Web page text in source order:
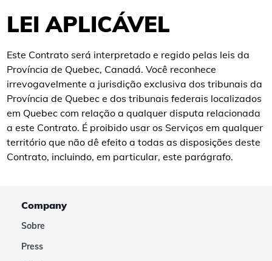
LEI APLICÁVEL
Este Contrato será interpretado e regido pelas leis da
Província de Quebec, Canadá. Você reconhece
irrevogavelmente a jurisdição exclusiva dos tribunais da
Província de Quebec e dos tribunais federais localizados
em Quebec com relação a qualquer disputa relacionada
a este Contrato. É proibido usar os Serviços em qualquer
território que não dê efeito a todas as disposições deste
Contrato, incluindo, em particular, este parágrafo.
Company
Sobre
Press